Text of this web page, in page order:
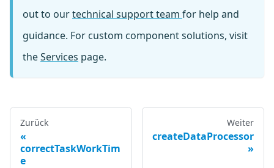
out to ourtechnical support team for help and
guidance. For custom component solutions, visit
theServices page.
Zurück
correctTaskWorkTim
e
Weiter
createDataProcessor